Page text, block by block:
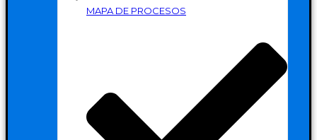
MAPA DE PROCESOS